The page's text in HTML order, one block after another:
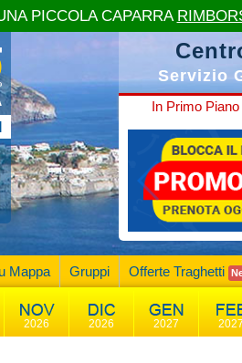
Servizio
In Primo Piano
Mappa Gruppi Offerte Traghetti
2026 2026 2027 2027
PICCOLA CAPARRA